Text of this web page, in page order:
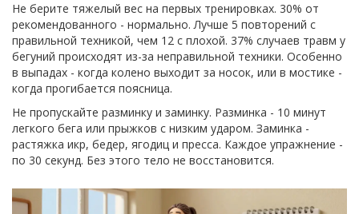
Не берите тяжелый вес на первых тренировках. 30% от
рекомендованного - нормально. Лучше 5 повторений с
правильной техникой, чем 12 с плохой. 37% случаев травм у
бегуний происходят из-за неправильной техники. Особенно
в выпадах - когда колено выходит за носок, или в мостике -
когда прогибается поясница.
Не пропускайте разминку и заминку. Разминка - 10 минут
легкого бега или прыжков с низким ударом. Заминка -
растяжка икр, бедер, ягодиц и пресса. Каждое упражнение -
по 30 секунд. Без этого тело не восстановится.